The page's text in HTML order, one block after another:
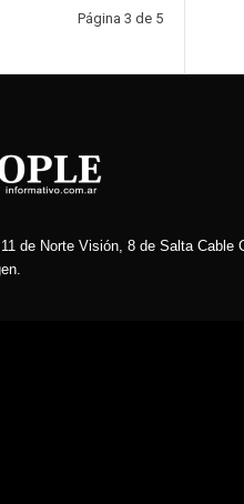
Página 3 de 5
de Norte Visión, 8 de Salta Cable